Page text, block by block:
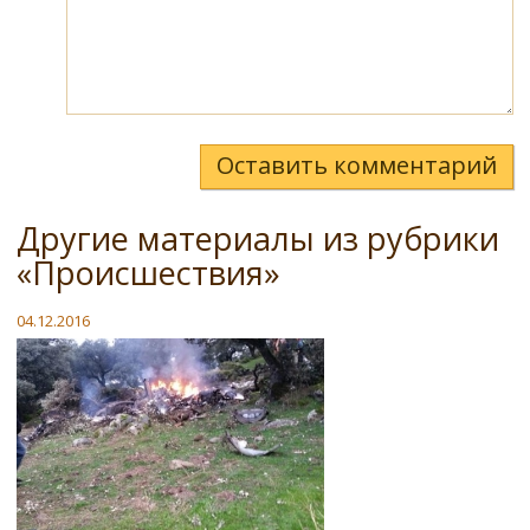
Оставить комментарий
Другие материалы из рубрики
«Происшествия»
04.12.2016